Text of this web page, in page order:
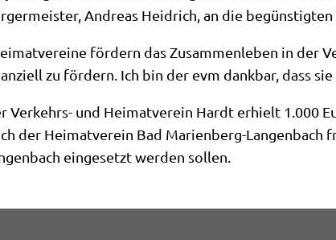
Andreas Heidrich, an die begünstigten
fördern das Zusammenleben in der
zu fördern. Ich bin der evm dankbar, dass
Verkehrs- und Heimatverein Hardt erhielt 1.000
der Heimatverein Bad Marienberg-Langenbach
eingesetzt werden sollen.